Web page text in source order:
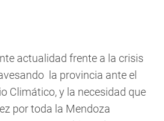
actualidad frente a la crisis
la provincia ante el
Climático, y la necesidad que
por toda la Mendoza